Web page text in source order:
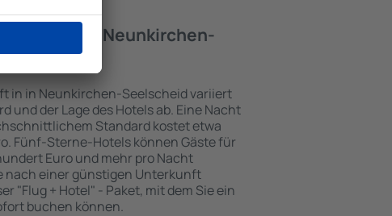
Hotel in in Neunkirchen-
in in Neunkirchen-Seelscheid variiert
und der Lage des Hotels ab. Eine Nacht
Standard kostet etwa
Fünf-Sterne-Hotels können Gäste für
Euro und mehr pro Nacht
nach einer günstigen Unterkunft
"Flug + Hotel" - Paket, mit dem Sie ein
buchen können.